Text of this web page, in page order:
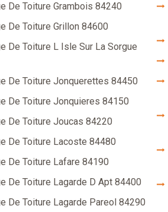
De Toiture Grambois 84240
De Toiture Grillon 84600
De Toiture L Isle Sur La Sorgue
De Toiture Jonquerettes 84450
De Toiture Jonquieres 84150
De Toiture Joucas 84220
De Toiture Lacoste 84480
De Toiture Lafare 84190
De Toiture Lagarde D Apt 84400
De Toiture Lagarde Pareol 84290